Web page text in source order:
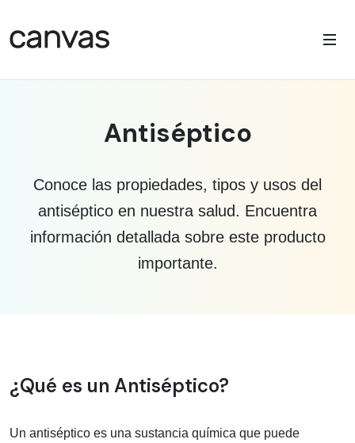
Antiséptico
Conoce las propiedades, tipos y usos del
antiséptico en nuestra salud. Encuentra
información detallada sobre este producto
importante.
Información médica sobre
¿Qué es un Antiséptico?
Un antiséptico es una sustancia química que puede